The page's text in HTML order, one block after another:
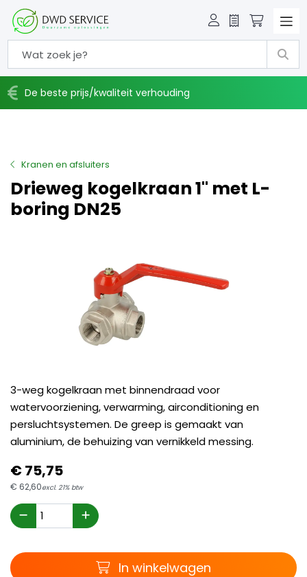
Offerte
De beste prijs/kwaliteit verhouding
Kranen en afsluiters
Drieweg kogelkraan 1" met L-
boring DN25
3-weg kogelkraan met binnendraad voor
watervoorziening, verwarming, airconditioning en
persluchtsystemen. De greep is gemaakt van
aluminium, de behuizing van vernikkeld messing.
€75,75
€ 62,60excl. 21% btw
Winkelwagen
In winkelwagen